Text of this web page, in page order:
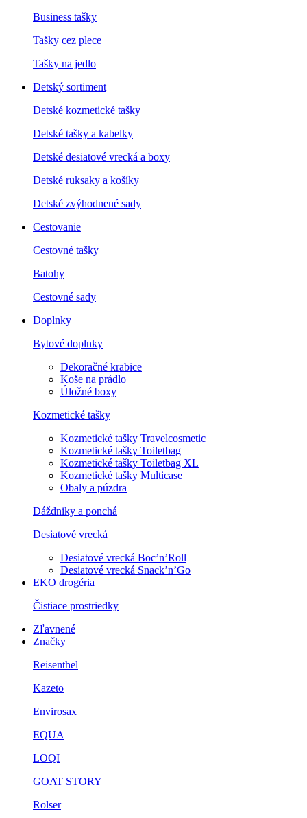
Business tašky
Tašky cez plece
Tašky na jedlo
Detský sortiment
Detské kozmetické tašky
Detské tašky a kabelky
Detské desiatové vrecká a boxy
Detské ruksaky a košíky
Detské zvýhodnené sady
Cestovanie
Cestovné tašky
Batohy
Cestovné sady
Doplnky
Bytové doplnky
Dekoračné krabice
Koše na prádlo
Úložné boxy
Kozmetické tašky
Kozmetické tašky Travelcosmetic
Kozmetické tašky Toiletbag
Kozmetické tašky Toiletbag XL
Kozmetické tašky Multicase
Obaly a púzdra
Dáždniky a ponchá
Desiatové vrecká
Desiatové vrecká Boc’n’Roll
Desiatové vrecká Snack’n’Go
EKO drogéria
Čistiace prostriedky
Zľavnené
Značky
Reisenthel
Kazeto
Envirosax
EQUA
LOQI
GOAT STORY
Rolser